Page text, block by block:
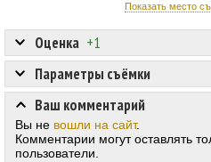
Показать место
Оценка +1
Параметры съёмки
Ваш комментарий
Вы не вошли на сайт.
Комментарии могут оставлять
пользователи.